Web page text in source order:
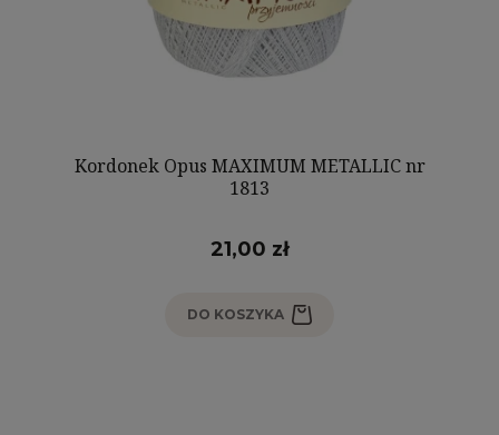
Kordonek Opus MAXIMUM METALLIC nr
1813
21,00 zł
DO KOSZYKA